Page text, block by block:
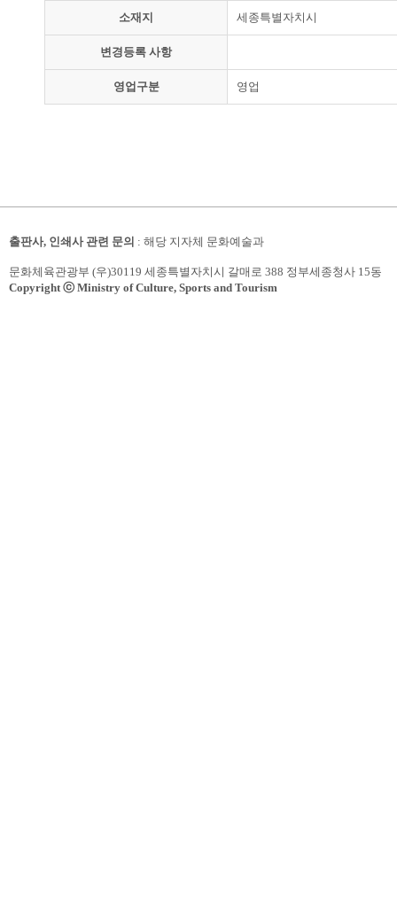
소재지 세종특별자치시
변경등록 사항
영업구분 영업
출판사, 인쇄사 관련 문의 : 해당 지자체 문화예술과
문화체육관광부 (우)30119 세종특별자치시 갈매로 388 정부세종청사 15동
Copyright ⓒ Ministry of Culture, Sports and Tourism